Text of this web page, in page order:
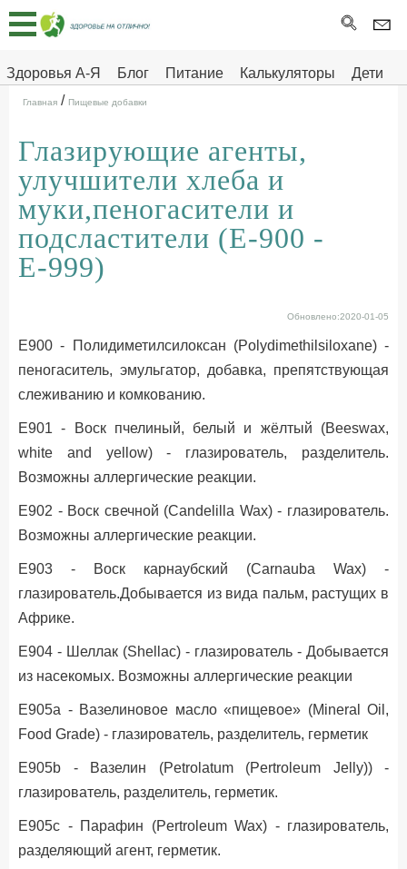
Здоровья А-Я Блог Питание Калькуляторы
Дети
Здоровье на отлично
Главная
Тесты
Про
ДЕТЯМ
Главная / Пищевые добавки
Глазирующие агенты,
улучшители хлеба и
муки,пеногасители и
подсластители (Е-900 -
Е-999)
Обновлено:2020-01-05
Е900 - Полидиметилсилоксан (Polydimethilsiloxane) -
пеногаситель, эмульгатор, добавка, препятствующая
слеживанию и комкованию.
Е901 - Воск пчелиный, белый и жёлтый (Beeswax,
white and yellow) - глазирователь, разделитель.
Возможны аллергические реакции.
Е902 - Воск свечной (Candelilla Wax) - глазирователь.
Возможны аллергические реакции.
Е903 - Воск карнаубский (Carnauba Wax) -
глазирователь.Добывается из вида пальм, растущих в
Африке.
Е904 - Шеллак (Shellac) - глазирователь - Добывается
из насекомых. Возможны аллергические реакции
Е905a - Вазелиновое масло «пищевое» (Mineral Oil,
Food Grade) - глазирователь, разделитель, герметик
Е905b - Вазелин (Petrolatum (Pertroleum Jelly)) -
глазирователь, разделитель, герметик.
Е905c - Парафин (Pertroleum Wax) - глазирователь,
разделяющий агент, герметик.